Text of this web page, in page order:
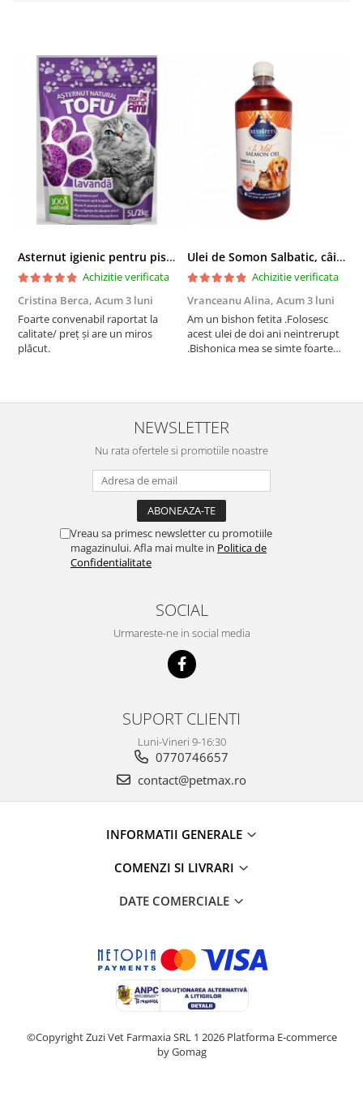
Asternut igienic pentru pisici Tofu Lavanda, Mon Petit 5 l
Achizitie verificata
Cristina Berca, Acum 3 luni
Foarte convenabil raportat la
calitate/ preț și are un miros
plăcut.
Ulei de Somon Salbatic, câini și pisici, piele si blană, BEST4PETS, 1l
Achizitie verificata
Vranceanu Alina, Acum 3 luni
Am un bishon fetita .Folosesc
acest ulei de doi ani neintrerupt
.Bishonica mea se simte foarte
recomand cu mult drag !
NEWSLETTER
Nu rata ofertele si promotiile noastre
Vreau sa primesc newsletter cu promotiile
magazinului. Afla mai multe in Politica de
Confidentialitate
SOCIAL
Urmareste-ne in social media
SUPORT CLIENTI
Luni-Vineri 9-16:30
0770746657
contact@petmax.ro
INFORMATII GENERALE
COMENZI SI LIVRARI
DATE COMERCIALE
©Copyright Zuzi Vet Farmaxia SRL 1 2026 Platforma E-commerce
by Gomag